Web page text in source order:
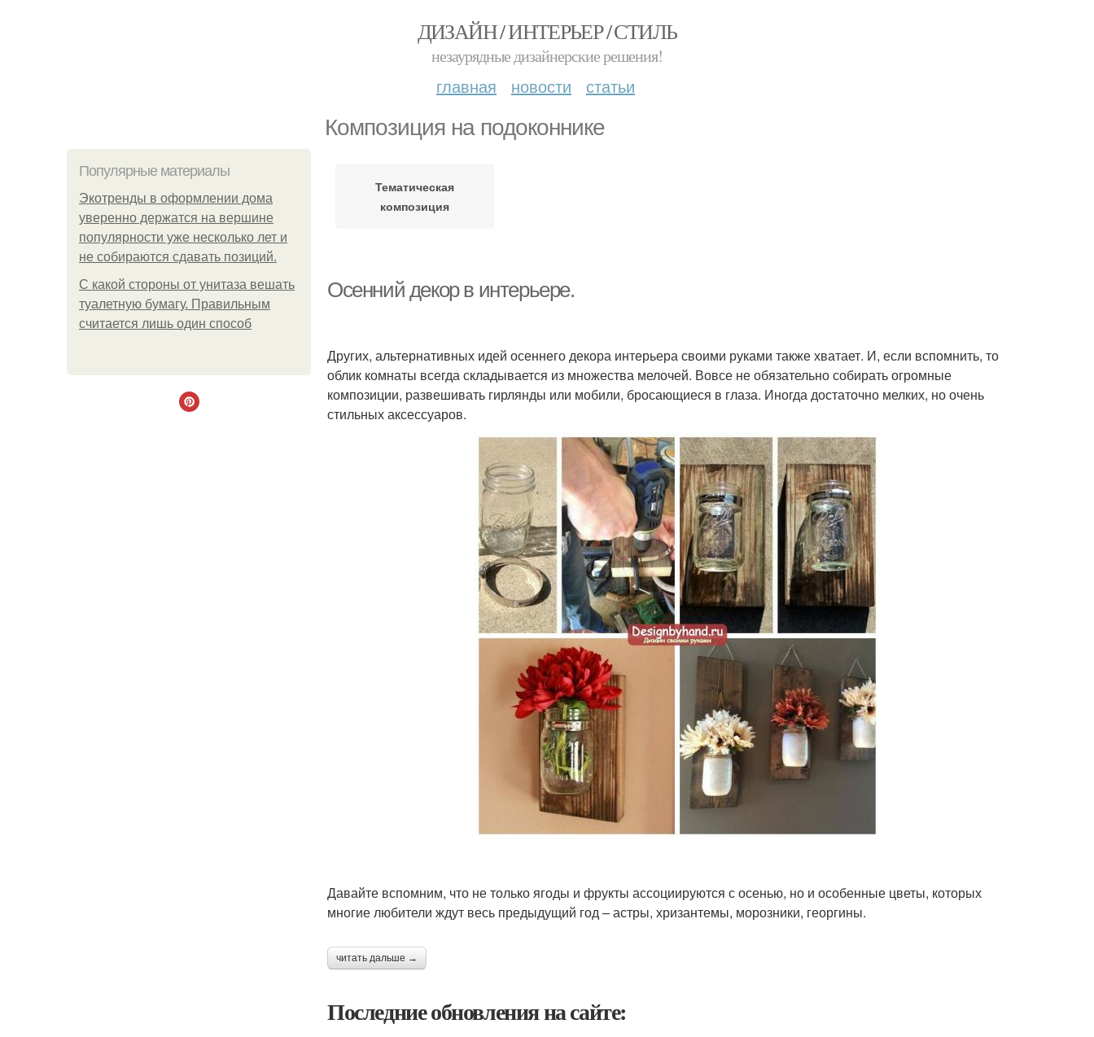
ДИЗАЙН / ИНТЕРЬЕР / СТИЛЬ
незаурядные дизайнерские решения!
главная новости статьи
Композиция на подоконнике
Популярные материалы
Экотренды в оформлении дома
уверенно держатся на вершине
популярности уже несколько лет и
не собираются сдавать позиций.
С какой стороны от унитаза вешать
туалетную бумагу. Правильным
считается лишь один способ
Тематическая
композиция
Осенний декор в интерьере.
Других, альтернативных идей осеннего декора интерьера своими руками также хватает. И, если вспомнить, то
облик комнаты всегда складывается из множества мелочей. Вовсе не обязательно собирать огромные
композиции, развешивать гирлянды или мобили, бросающиеся в глаза. Иногда достаточно мелких, но очень
стильных аксессуаров.
Давайте вспомним, что не только ягоды и фрукты ассоциируются с осенью, но и особенные цветы, которых
многие любители ждут весь предыдущий год – астры, хризантемы, морозники, георгины.
читать дальше →
Последние обновления на сайте: